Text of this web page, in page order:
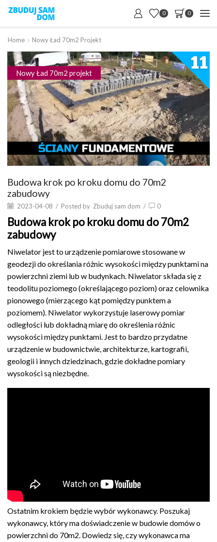
0 0
Home Nowy Ład 70m2 Projekt
Nowy Ład 70m2 projekt
Budowa krok po kroku domu do 70m2
zabudowy
2023-04-08 / Posted by Zbuduj sam dom / 0
Budowa krok po kroku domu do 70m2
zabudowy
Niwelator jest to urządzenie pomiarowe stosowane w
geodezji do określania różnic wysokości między punktami na
powierzchni ziemi lub w budynkach. Niwelator składa się z
teodolitu poziomego (określającego poziom) oraz celownika
pionowego (mierzącego kąt pomiędzy punktem a
poziomem). Niwelator wykorzystuje laserowy pomiar
odległości lub dokładną miarę do określenia różnic
wysokości między punktami. Jest to bardzo przydatne
urządzenie w budownictwie, architekturze, kartografii,
geologii i innych dziedzinach, gdzie dokładne pomiary
wysokości są niezbędne.
Ostatnim krokiem będzie wybór wykonawcy. Poszukaj
wykonawcy, który ma doświadczenie w budowie domów o
powierzchni do 70m2. Dowiedz się, czy wykonawca ma